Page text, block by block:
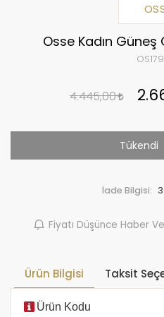
Osse Kadın Güneş
4.445,00
Tükendi
İade Bilgisi:
Fiyatı Düşünce Haber
Ürün Bilgisi Taksit
Ürün Kodu